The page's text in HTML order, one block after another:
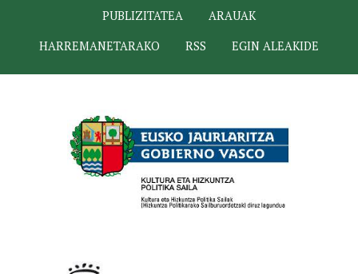
PUBLIZITATEA
ARAUAK
HARREMANETARAKO
RSS EGIN ALEAKIDE